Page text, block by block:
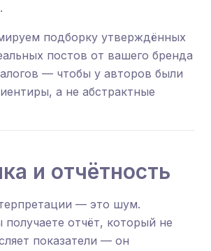
подборку утверждённых
постов от вашего бренда
— чтобы у авторов были
а не абстрактные
и отчётность
— это шум.
отчёт, который не
показатели — он